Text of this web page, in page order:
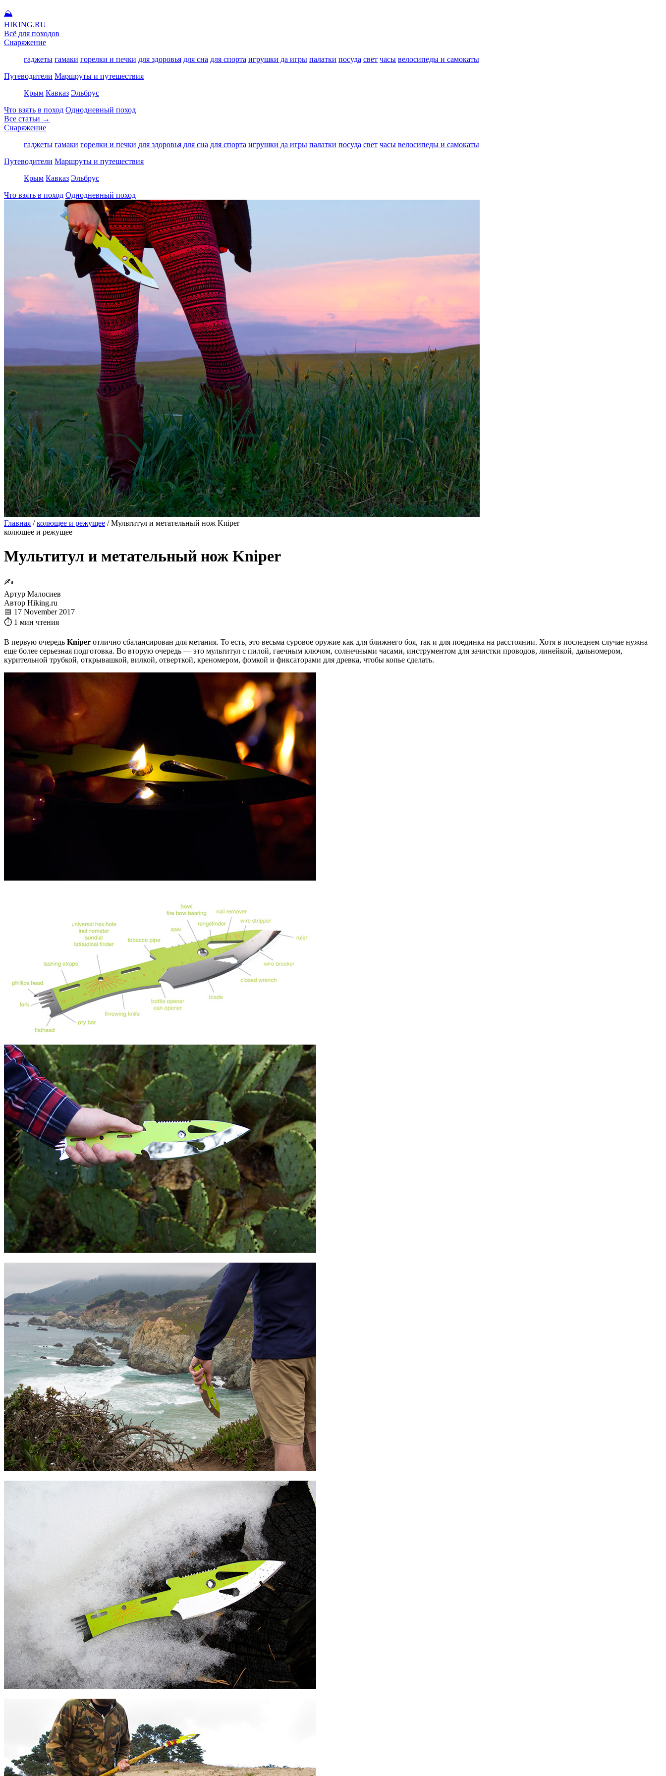
⛰
HIKING.RU
Всё для походов
Снаряжение
гаджеты гамаки горелки и печки для здоровья для сна для спорта игрушки да игры палатки посуда свет часы велосипеды и самокаты
Путеводители Маршруты и путешествия
Крым Кавказ Эльбрус
Что взять в поход Однодневный поход
Все статьи →
Снаряжение
гаджеты гамаки горелки и печки для здоровья для сна для спорта игрушки да игры палатки посуда свет часы велосипеды и самокаты
Путеводители Маршруты и путешествия
Крым Кавказ Эльбрус
Что взять в поход Однодневный поход
Главная / колющее и режущее / Мультитул и метательный нож Kniper
колющее и режущее
Мультитул и метательный нож Kniper
✍
Артур Малосиев
Автор Hiking.ru
📅 17 November 2017
⏱ 1 мин чтения
В первую очередь Kniper отлично сбалансирован для метания. То есть, это весьма суровое оружие как для ближнего боя, так и для поединка на расстоянии. Хотя в последнем случае нужна
еще более серьезная подготовка. Во вторую очередь — это мультитул с пилой, гаечным ключом, солнечными часами, инструментом для зачистки проводов, линейкой, дальномером,
курительной трубкой, открывашкой, вилкой, отверткой, креномером, фомкой и фиксаторами для древка, чтобы копье сделать.